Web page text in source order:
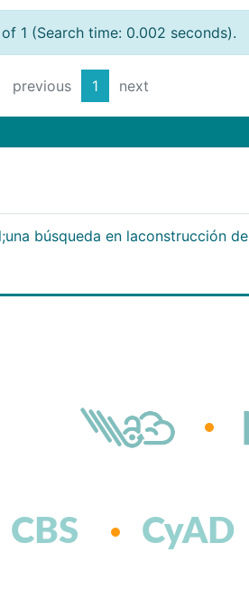
of 1 (Search time: 0.002 seconds).
previous 1 next
búsqueda en laconstrucción de
CBS CyAD